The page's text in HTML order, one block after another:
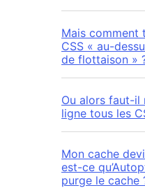
Mais comment
CSS « au-
de flottaison »
Ou alors faut-il
ligne tous les
Mon cache
est-ce
purge le cache